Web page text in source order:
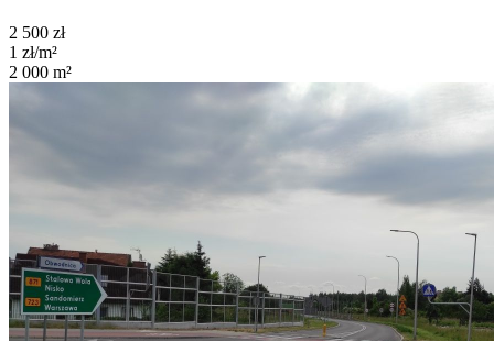
2 500 zł
1 zł/m²
2 000 m²